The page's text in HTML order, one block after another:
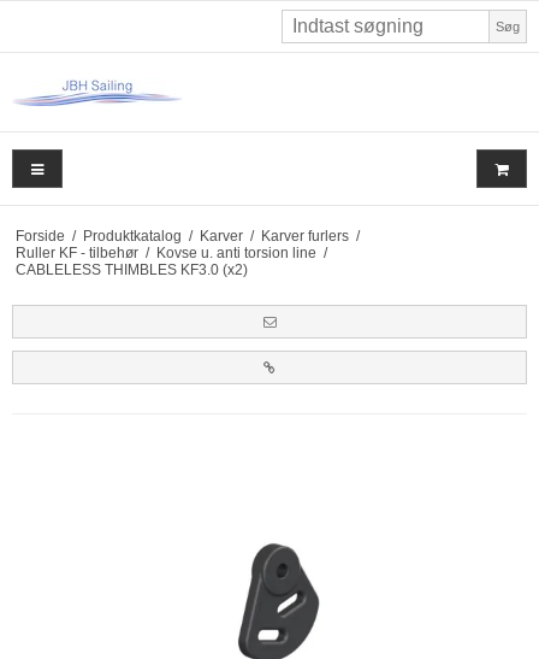
Søg
Forside / Produktkatalog / Karver / Karver furlers /
Ruller KF - tilbehør / Kovse u. anti torsion line /
CABLELESS THIMBLES KF3.0 (x2)